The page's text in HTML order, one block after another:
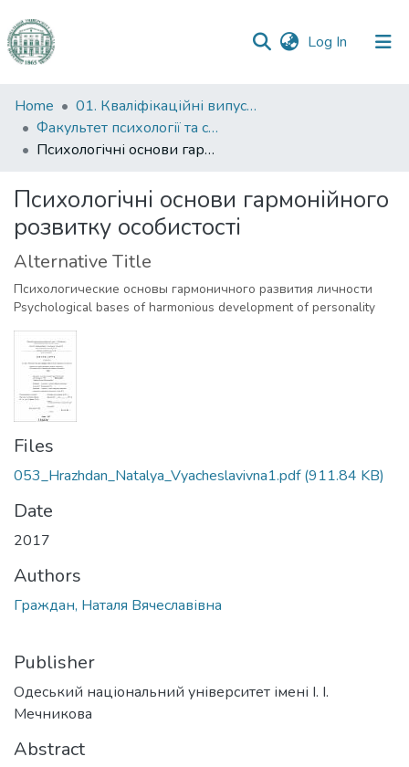
Log In (current)
Communities
&
Collections
Statistics
Home
01. Кваліфікаційні випускні роботи здобувачів вищої освіти
Факультет психології та соціальної роботи
Психологічні основи гармонійного розвитку особистості
Психологічні основи гармонійного
розвитку особистості
Alternative Title
Психологические основы гармоничного развития личности
Psychological bases of harmonious development of personality
Files
053_Hrazhdan_Natalya_Vyacheslavivna1.pdf(911.84 KB)
Date
2017
Authors
Граждан, Наталя Вячеславівна
Publisher
Одеський національний університет імені І. І.
Мечникова
Abstract